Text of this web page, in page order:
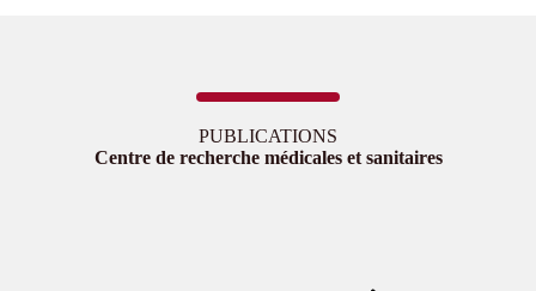
PUBLICATIONS
Centre de recherche médicales et sanitaires